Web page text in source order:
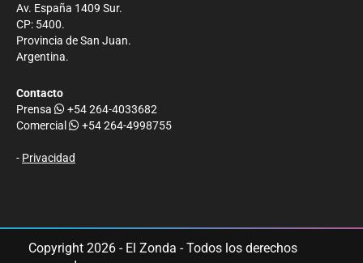
Av. España 1409 Sur.
CP: 5400.
Provincia de San Juan.
Argentina.
Contacto
Prensa
+54 264-4033682
Comercial
+54 264-4998755
- Privacidad
Copyright 2026 - El Zonda - Todos los derechos